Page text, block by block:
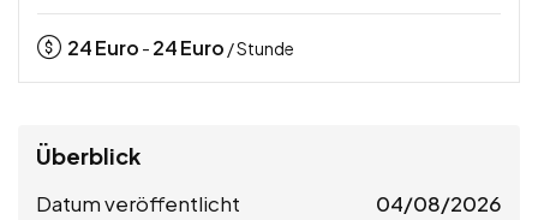
24Euro - 24Euro / Stunde
Überblick
Datum veröffentlicht 04/08/2026